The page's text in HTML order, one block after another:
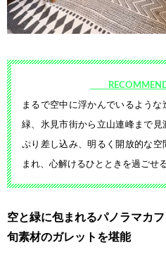
まるで空中に浮かんでいるような
緑、 氷見市街から立山連峰まで見
ぷり差し込み、明るく開放的な空
まれ、心解けるひとときを過ごせる
空と緑に包まれるパノラマカ
旬素材のガレットを堪能